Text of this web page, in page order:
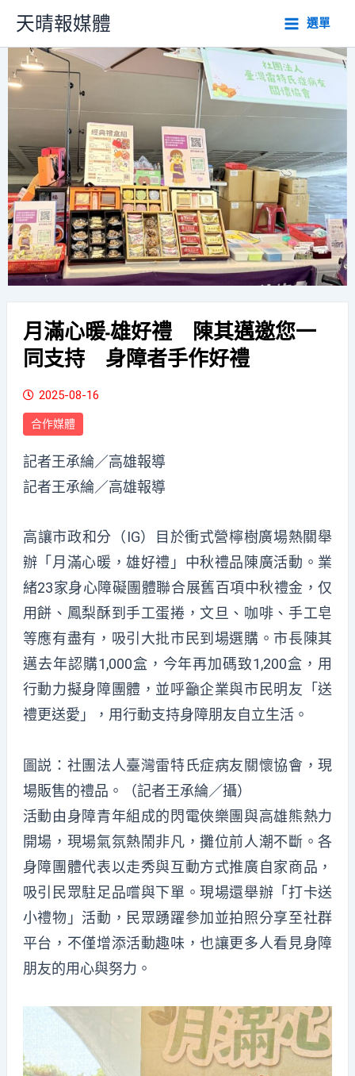
主
內
天晴報媒體 選單
月滿心暖-雄好禮 陳其邁邀您一
同支持 身障者手作好禮
2025-08-16
合作媒體
記者王承綸／高雄報導
記者王承綸／高雄報導
高讓市政和分（IG）目於衝式營檸樹廣場熱關舉
辦「月滿心暖，雄好禮」中秋禮品陳廣活動。業
緒23家身心障礙團體聯合展舊百項中秋禮金，仅
用餅、鳳梨酥到手工蛋捲，文旦、咖啡、手工皂
等應有盡有，吸引大批市民到場選購。市長陳其
邁去年認購1,000盒，今年再加碼致1,200盒，用
行動力擬身障團體，並呼籲企業與市民明友「送
禮更送愛」，用行動支持身障朋友自立生活。
圖説：社團法人臺灣雷特氏症病友關懷協會，現
場販售的禮品。（記者王承綸／攝）
活動由身障青年組成的閃電俠樂團與高雄熊熱力
開場，現場氣氛熱鬧非凡，攤位前人潮不斷。各
身障團體代表以走秀與互動方式推廣自家商品，
吸引民眾駐足品嚐與下單。現場還舉辦「打卡送
小禮物」活動，民眾踴躍參加並拍照分享至社群
平台，不僅增添活動趣味，也讓更多人看見身障
朋友的用心與努力。